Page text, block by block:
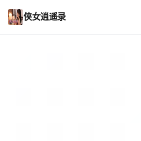
侠女逍遥录